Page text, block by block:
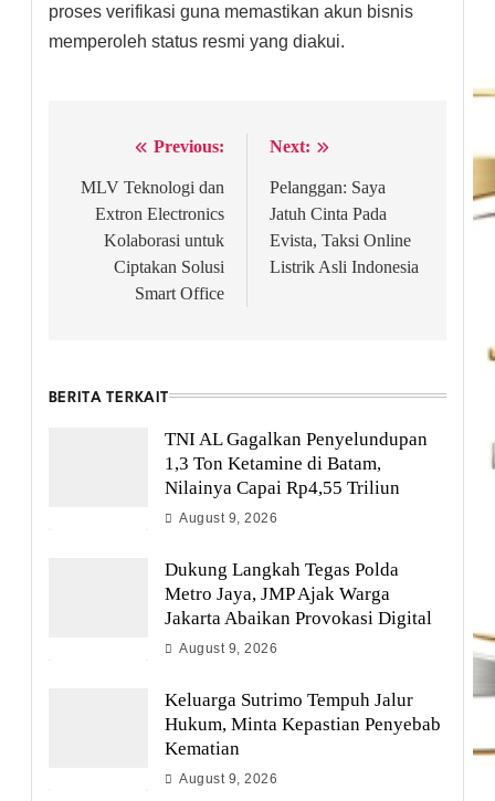
proses verifikasi guna memastikan akun bisnis
memperoleh status resmi yang diakui.
navigation
Previous:
MLV Teknologi dan
Extron Electronics
Kolaborasi untuk
Ciptakan Solusi
Smart Office
Next:
Pelanggan: Saya
Jatuh Cinta Pada
Evista, Taksi Online
Listrik Asli Indonesia
BERITA TERKAIT
TNI AL Gagalkan Penyelundupan
1,3 Ton Ketamine di Batam,
Nilainya Capai Rp4,55 Triliun
August 9, 2026
Dukung Langkah Tegas Polda
Metro Jaya, JMP Ajak Warga
Jakarta Abaikan Provokasi Digital
August 9, 2026
Keluarga Sutrimo Tempuh Jalur
Hukum, Minta Kepastian Penyebab
Kematian
August 9, 2026